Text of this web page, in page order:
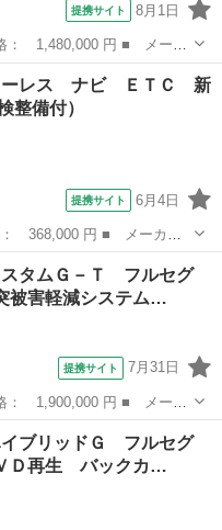
提携サイト 8月1日
レード名： Ｇ ＴＯＹ
ー メモリーナビ ミュー
ーレス ナビ ＥＴＣ 新
整備付）
提携サイト 6月4日
ード名： Ｚ キーレス
： 1500cc ■ ドア枚
スタムＧ－Ｔ フルセグ
被害軽減システム…
提携サイト 7月31日
グレード名： カスタム
害軽減システム ＥＴＣ
イブリッドＧ フルセグ
Ｄ再生 バックカ…